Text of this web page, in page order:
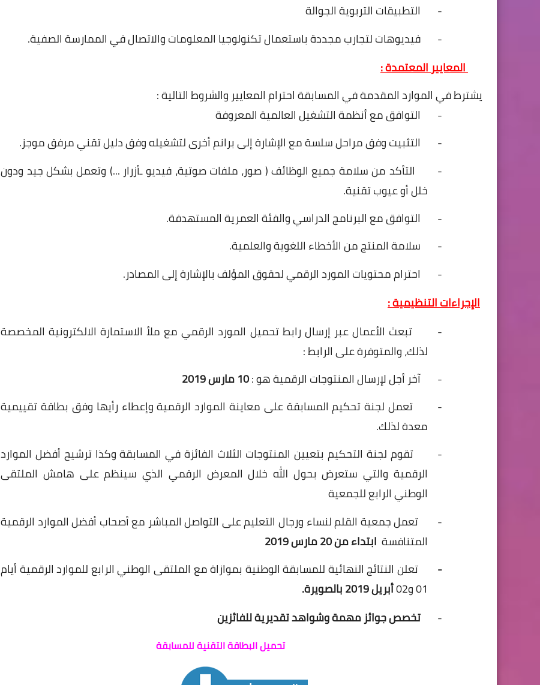
-
التطبيقات التربوية الجوالة
-
فيديوهات لتجارب مجددة باستعمال تكنولوجيا المعلومات والاتصال في الممارسة الصفية.
المعايير المعتمدة:
يشترطفيالمواردالمقدمةفيالمسابقةاحترامالمعايير والشروطالتالية:
-
التوافقمعأنظمةالتشغيلالعالميةالمعروفة
-
التثبيتوفقمراحلسلسةمعالإشارةإلىبرانمأخرىلتشغيلهوفقدليلتقنيمرفقموجز.
-
التأكد منسلامة جميع الوظائف(صور، ملفاتصوتية، فيديوـأزرار ...) وتعمل بشكلجيد ودون
خللأوعيوبتقنية.
-
التوافقمعالبرنامجالدراسيوالفئةالعمريةالمستهدفة.
-
سلامةالمنتجمنالأخطاء اللغويةوالعلمية.
-
احتراممحتويات الموردالرقميلحقوقالمؤلفبالإشارةإلىالمصادر.
الإجراءاتالتنظيمية:
-
تبعث الأعمالعبر إرسال رابطتحميل المورد الرقمي مع ملأ الاستمارة الالكترونية المخصصة
لذلك،والمتوفرةعلىالرابط:
-
آخر أجللإرسالالمنتوجات الرقميةهو:
10مارس2019
-
تعمل لجنةتحكيم المسابقةعلى معاينة الموارد الرقميةوإعطاء رأيها وفق بطاقةتقييمية
معدةلذلك.
-
تقوم لجنة التحكيم بتعيين المنتوجات الثلاث الفائزةفي المسابقةوكذا ترشيح أفضل الموارد
الرقمية والتي ستعرض بحول الله خلال المعرض الرقمي الذي سينظم على هامش الملتقى
الوطني الرابعللجمعية
-
تعملجمعية القلملنساء ورجال التعليمعلى التواصلالمباشر معأصحاب أفضلالموارد الرقمية
المتنافسة ابتداء من 20 مارس 2019
-
تعلن النتائجالنهائيةللمسابقةالوطنية بموازاة مع الملتقى الوطني الرابع للموارد الرقمية أيام
01 و02
أبريل 2019 بالصويرة.
-
تخصص جوائز مهمة وشواهد تقديرية للفائزين
تحميل البطاقة التقنية للمسابقة